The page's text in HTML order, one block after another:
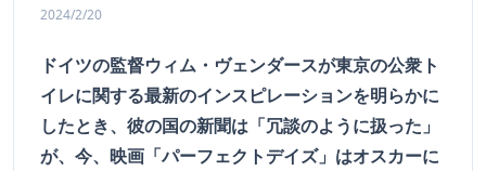
2024/2/20
ドイツの監督ウィム・ヴェンダースが東京の公衆ト
イレに関する最新のインスピレーションを明らかに
したとき、彼の国の新聞は「冗談のように扱った」
が、今、映画「パーフェクトデイズ」はオスカーに